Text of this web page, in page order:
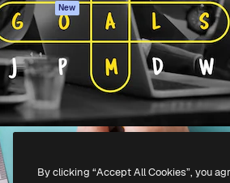
Agentes New
API
App móvel
Todas as
ferramentas
Central de
confiabilidade
Afiliados
Empresas
Todos os direitos reservados.
By clicking “Accept All Cookies”, you